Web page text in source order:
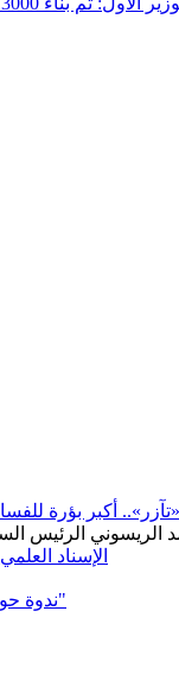
أكبر بؤرة
الإسناد
ندوة حول كتاب "العدالة الاجتماعية في الإسلام"